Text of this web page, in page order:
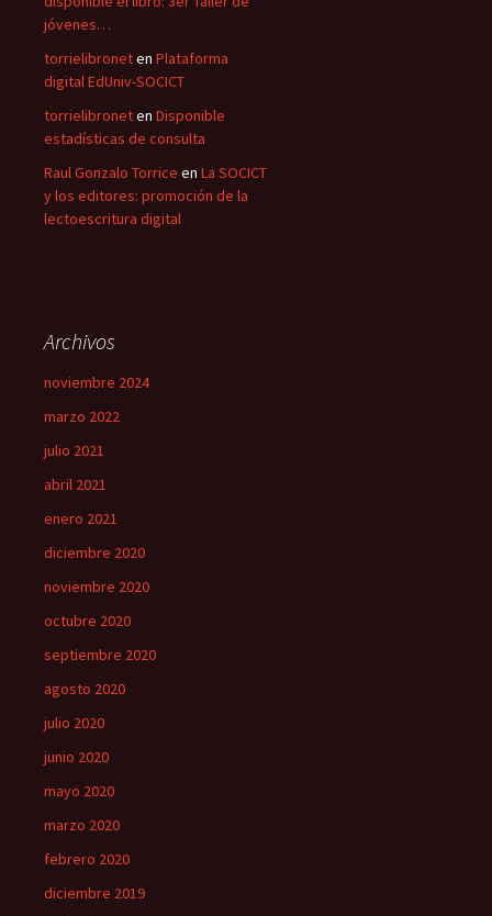
jóvenes…
torrielibroneten Plataforma
digital EdUniv-SOCICT
torrielibroneten Disponible
estadísticas de consulta
Raul Gonzalo Torrice en La SOCICT
y los editores: promoción de la
lectoescritura digital
Archivos
noviembre 2024
marzo 2022
julio 2021
abril 2021
enero 2021
diciembre 2020
noviembre 2020
octubre 2020
septiembre 2020
agosto 2020
julio 2020
junio 2020
mayo 2020
marzo 2020
febrero 2020
diciembre 2019